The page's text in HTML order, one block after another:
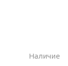
Наличие